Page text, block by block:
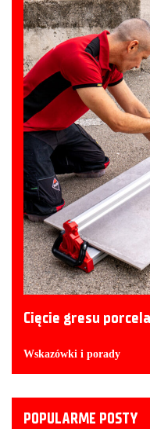
Cięcie gresu
Wskazówki i porady
POPULARME POSTY